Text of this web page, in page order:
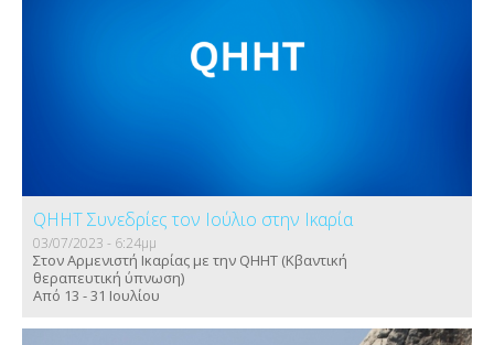
QHHT Συνεδρίες τον Ιούλιο στην Ικαρία
03/07/2023 - 6:24μμ
Στον Αρμενιστή Ικαρίας με την QHHT (Κβαντική
θεραπευτική ύπνωση)
Από 13 - 31 Ιουλίου